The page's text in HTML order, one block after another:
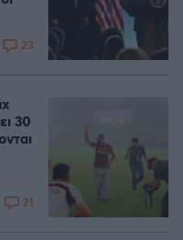
23
30
21